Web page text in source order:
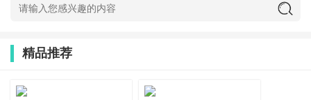
29、浮沉未央
31、绮琴，秋玉，晶晶，金露，沛凝
32、远歌
精品推荐